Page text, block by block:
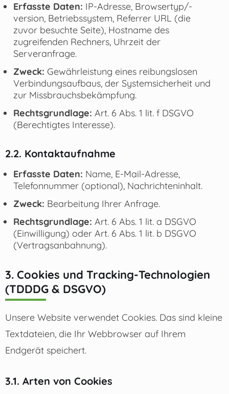
Erfasste Daten: IP-Adresse, Browsertyp/-
version, Betriebssystem, Referrer URL (die
zuvor besuchte Seite), Hostname des
zugreifenden Rechners, Uhrzeit der
Serveranfrage.
Zweck: Gewährleistung eines reibungslosen
Verbindungsaufbaus, der Systemsicherheit und
zur Missbrauchsbekämpfung.
Rechtsgrundlage: Art. 6 Abs. 1 lit. f DSGVO
(Berechtigtes Interesse).
2.2. Kontaktaufnahme
Erfasste Daten: Name, E-Mail-Adresse,
Telefonnummer (optional), Nachrichteninhalt.
Zweck: Bearbeitung Ihrer Anfrage.
Rechtsgrundlage: Art. 6 Abs. 1 lit. a DSGVO
(Einwilligung) oder Art. 6 Abs. 1 lit. b DSGVO
(Vertragsanbahnung).
3. Cookies und Tracking-Technologien
(TDDDG & DSGVO)
Unsere Website verwendet Cookies. Das sind kleine
Textdateien, die Ihr Webbrowser auf Ihrem
Endgerät speichert.
3.1. Arten von Cookies